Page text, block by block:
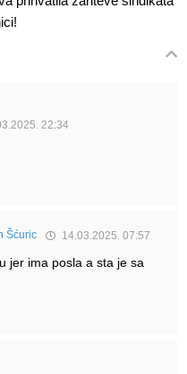
22:34
Šćuric 14.03.2025. 07:57
jer ima posla a sta je sa